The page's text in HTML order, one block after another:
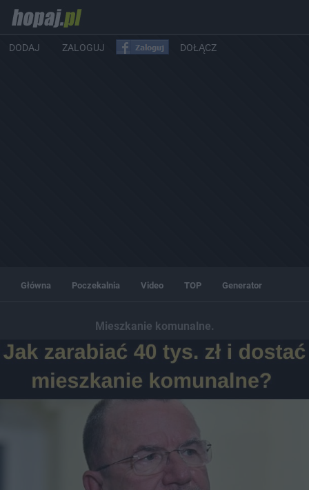
DODAJ ZALOGUJ DOŁĄCZ
Główna Poczekalnia Video TOP Generator
Mieszkanie komunalne.